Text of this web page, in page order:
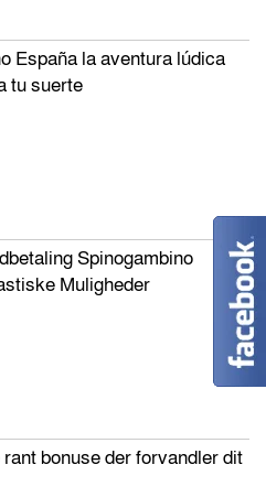
España la aventura lúdica
tu suerte
Spinogambino
Muligheder
bonuse der forvandler dit